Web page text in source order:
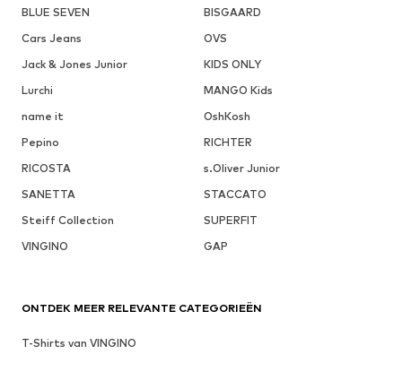
BLUE SEVEN
BISGAARD
Cars Jeans
OVS
Jack & Jones Junior
KIDS ONLY
Lurchi
MANGO Kids
name it
OshKosh
Pepino
RICHTER
RICOSTA
s.Oliver Junior
SANETTA
STACCATO
Steiff Collection
SUPERFIT
VINGINO
GAP
ONTDEK MEER RELEVANTE CATEGORIEËN
T-Shirts van VINGINO